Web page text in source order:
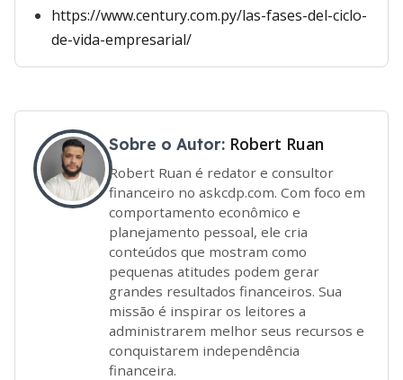
https://www.century.com.py/las-fases-del-ciclo-
de-vida-empresarial/
Sobre o Autor: Robert Ruan
Robert Ruan é redator e consultor
financeiro no askcdp.com. Com foco em
comportamento econômico e
planejamento pessoal, ele cria
conteúdos que mostram como
pequenas atitudes podem gerar
grandes resultados financeiros. Sua
missão é inspirar os leitores a
administrarem melhor seus recursos e
conquistarem independência
financeira.